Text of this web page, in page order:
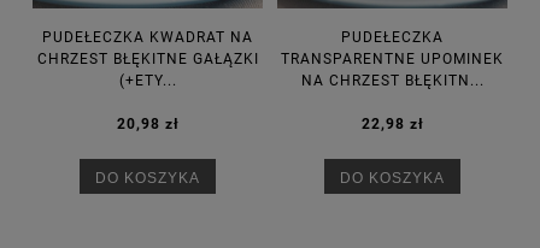
PUDEŁECZKA KWADRAT NA
CHRZEST BŁĘKITNE GAŁĄZKI
(+ETY...
20,98 zł
DO KOSZYKA
PUDEŁECZKA
TRANSPARENTNE UPOMINEK
NA CHRZEST BŁĘKITN...
22,98 zł
DO KOSZYKA